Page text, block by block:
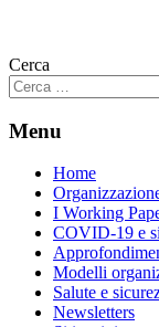
Cerca
Menu
Home
I Working
COVID-19 e
Modelli
Salute e
Newsletters